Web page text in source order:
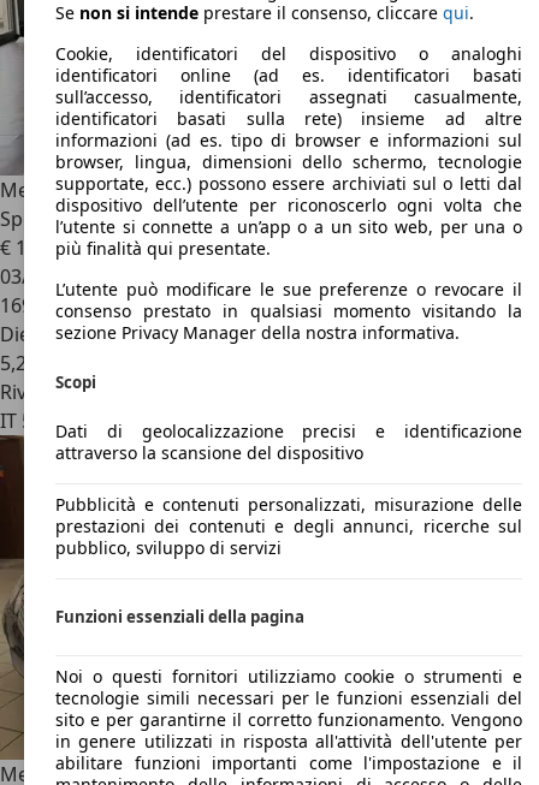
Mercedes-Benz E 220 E 220 d S.W. 4Matic Auto Business
Sport All-Terrai
€ 18.800
03/2017
169.000 km
Diesel
5,2 l/100 km (comb.)
Rivenditore
IT 59100 Prato - Po
Mercedes-Benz E 320Classe E W211 SW cdi V6 evo Elegance
Se non si intende prestare il consenso, cliccare qui.
Cookie, identificatori del dispositivo o analoghi
identificatori online (ad es. identificatori basati
sull’accesso, identificatori assegnati casualmente,
identificatori basati sulla rete) insieme ad altre
informazioni (ad es. tipo di browser e informazioni sul
browser, lingua, dimensioni dello schermo, tecnologie
supportate, ecc.) possono essere archiviati sul o letti dal
dispositivo dell’utente per riconoscerlo ogni volta che
l’utente si connette a un’app o a un sito web, per una o
più finalità qui presentate.
L’utente può modificare le sue preferenze o revocare il
consenso prestato in qualsiasi momento visitando la
sezione Privacy Manager della nostra informativa.
Scopi
Dati di geolocalizzazione precisi e identificazione
attraverso la scansione del dispositivo
Pubblicità e contenuti personalizzati, misurazione delle
prestazioni dei contenuti e degli annunci, ricerche sul
pubblico, sviluppo di servizi
Funzioni essenziali della pagina
Noi o questi fornitori utilizziamo cookie o strumenti e
tecnologie simili necessari per le funzioni essenziali del
sito e per garantirne il corretto funzionamento. Vengono
in genere utilizzati in risposta all'attività dell'utente per
abilitare funzioni importanti come l'impostazione e il